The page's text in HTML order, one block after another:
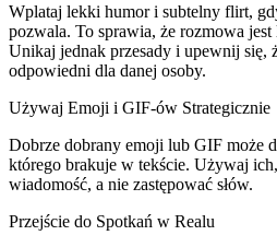
Wplataj lekki humor i subtelny flirt,
pozwala. To sprawia, że rozmowa jest
Unikaj jednak przesady i upewnij się,
odpowiedni dla danej osoby.
Używaj Emoji i GIF-ów Strategicznie
Dobrze dobrany emoji lub GIF może
którego brakuje w tekście. Używaj
wiadomość, a nie zastępować słów.
Przejście do Spotkań w Realu